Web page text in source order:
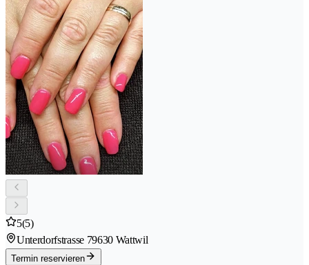
5(5)
Unterdorfstrasse 79630 Wattwil
Termin reservieren